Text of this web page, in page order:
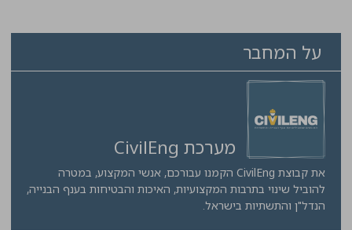
על המחבר
מערכת CivilEng
את קבוצת CivilEng הקמנו עבורכם, אנשי המקצוע, במטרה
להוביל שינוי בתרבות המקצועיות, האיכות והבטיחות בענף הבנייה,
הנדל"ן והתשתיות בישראל.